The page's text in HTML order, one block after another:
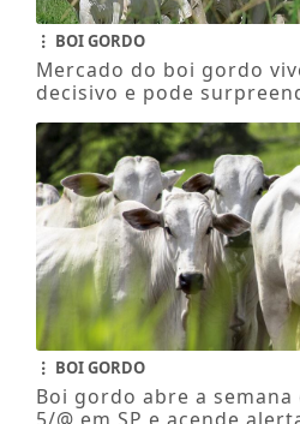
BOI GORDO
Mercado do boi gordo
decisivo e pode
BOI GORDO
Boi gordo abre a semana
5/@ em SP e acende